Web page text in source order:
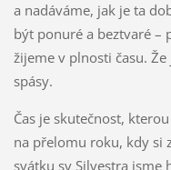
a nadáváme, jak je ta
být ponuré a beztvaré –
žijeme v plnosti času.
spásy.
Čas je skutečnost,
na přelomu roku, kdy si
svátku sv Silvestra